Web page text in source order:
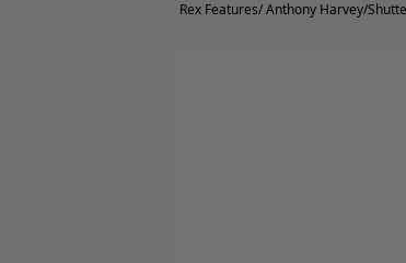
Rex Features/ Anthony Harvey/